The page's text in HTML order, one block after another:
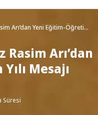
Arı’dan Yeni Eğitim-Öğretim
Rasim Arı’dan
Mesajı
Süresi